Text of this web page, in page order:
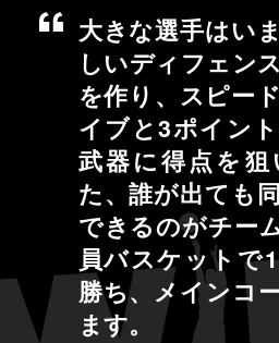
大きな選手はい
しいディフェン
を作り、スピー
イブと3ポイン
武器に得点を狙
た、誰が出ても
できるのがチー
員バスケットで
勝ち、メインコ
ます。